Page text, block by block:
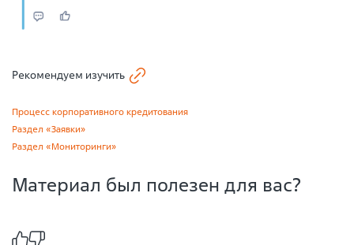
Рекомендуем изучить
Процесс корпоративного кредитования
Раздел «Заявки»
Раздел «Мониторинги»
Материал был полезен для вас?